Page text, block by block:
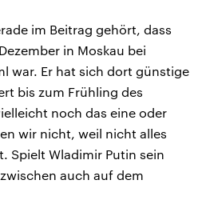
im Beitrag gehört, dass
in Moskau bei
war. Er hat sich dort günstige
bis zum Frühling des
noch das eine oder
wir nicht, weil nicht alles
Spielt Wladimir Putin sein
auch auf dem